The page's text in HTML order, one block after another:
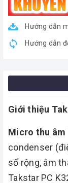
Hướng dẫn
Hướng dẫn
Giới thiệu
Micro thu âm
condenser
số rộng, âm
Takstar PC